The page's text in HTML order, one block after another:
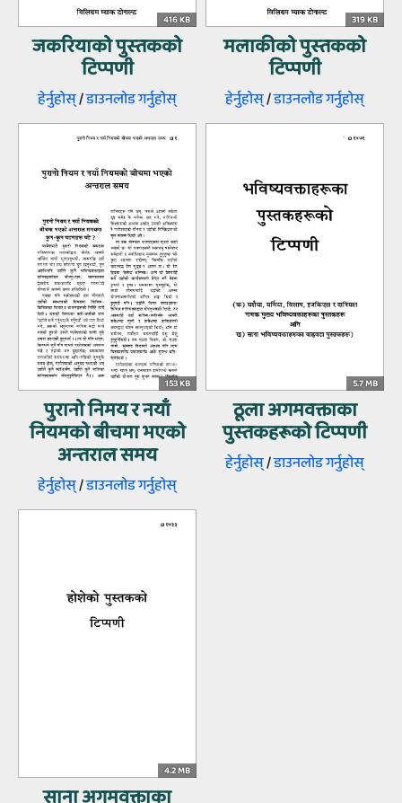
416 KB
जकरियाको पुस्‍तकको
टिप्‍पणी
हेर्नुहोस्‌/डाउनलोड गर्नुहोस्‌
319 KB
मलाकीको पुस्‍तकको
टिप्‍पणी
हेर्नुहोस्‌/डाउनलोड गर्नुहोस्‌
153 KB
पुरानो निमय र नयाँ
नियमको बीचमा भएको
अन्‍तराल समय
हेर्नुहोस्‌/डाउनलोड गर्नुहोस्‌
5.7 MB
ठूला अगमवक्ताका
पुस्‍तकहरूको टिप्‍पणी
हेर्नुहोस्‌/डाउनलोड गर्नुहोस्‌
4.2 MB